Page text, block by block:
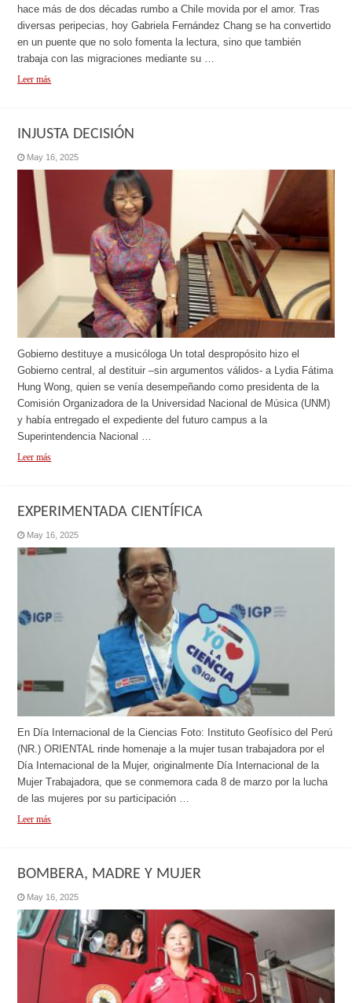
hace más de dos décadas rumbo a Chile movida por el amor. Tras
diversas peripecias, hoy Gabriela Fernández Chang se ha convertido
en un puente que no solo fomenta la lectura, sino que también
trabaja con las migraciones mediante su …
Leer más
INJUSTA DECISIÓN
May 16, 2025
Gobierno destituye a musicóloga Un total despropósito hizo el
Gobierno central, al destituir –sin argumentos válidos- a Lydia Fátima
Hung Wong, quien se venía desempeñando como presidenta de la
Comisión Organizadora de la Universidad Nacional de Música (UNM)
y había entregado el expediente del futuro campus a la
Superintendencia Nacional …
Leer más
EXPERIMENTADA CIENTÍFICA
May 16, 2025
En Día Internacional de la Ciencias Foto: Instituto Geofísico del Perú
(NR.) ORIENTAL rinde homenaje a la mujer tusan trabajadora por el
Día Internacional de la Mujer, originalmente Día Internacional de la
Mujer Trabajadora, que se conmemora cada 8 de marzo por la lucha
de las mujeres por su participación …
Leer más
BOMBERA, MADRE Y MUJER
May 16, 2025